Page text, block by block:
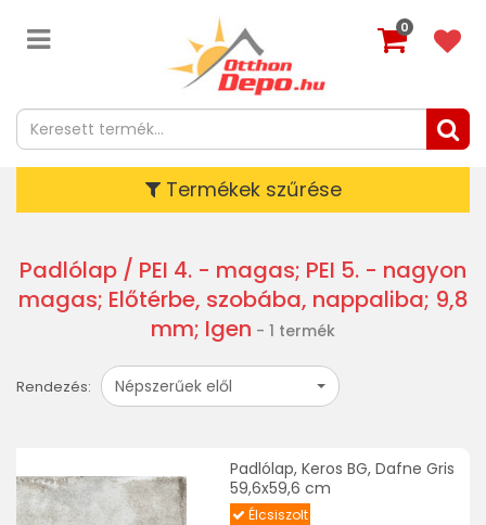
0
Termékek szűrése
Padlólap / PEI 4. - magas; PEI 5. - nagyon
magas; Előtérbe, szobába, nappaliba; 9,8
mm; Igen - 1 termék
Rendezés: Népszerűek elől
Padlólap, Keros BG, Dafne Gris
59,6x59,6 cm
Élcsiszolt